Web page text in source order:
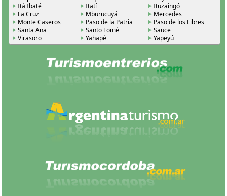
Itá Ibaté
Itatí
Ituzaingó
La Cruz
Mburucuyá
Mercedes
Monte Caseros
Paso de la Patria
Paso de los Libres
Santa Ana
Santo Tomé
Sauce
Virasoro
Yahapé Yapeyú